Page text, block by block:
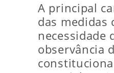
A principal
das medidas
necessidade
observância